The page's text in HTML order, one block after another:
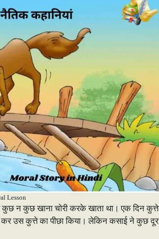
Lesson
कुछ न कुछ खाना चोरी करके खाता था। एक दिन कुत्ते
उस कुत्ते का पीछा किया। लेकिन कसाई ने कुछ दूर